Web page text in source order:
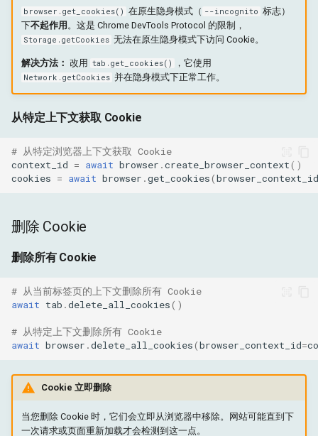
browser.get_cookies() 在原生隐身模式（ --incognito 标志）
下不起作用 。这是 Chrome DevTools Protocol 的限制，
Storage.getCookies 无法在原生隐身模式下访问 Cookie。
解决方法： 改用 tab.get_cookies() ，它使用
Network.getCookies 并在隐身模式下正常工作。
从特定上下文获取 Cookie
# 从特定浏览器上下文获取 Cookie
context_id = await browser .create_browser_context()
cookies = await browser .get_cookies(browser_context_id
删除 Cookie
删除所有 Cookie
# 从当前标签页的上下文删除所有 Cookie
await tab .delete_all_cookies()
# 从特定上下文删除所有 Cookie
await browser .delete_all_cookies(browser_context_id=
Cookie 立即删除
当您删除 Cookie 时，它们会立即从浏览器中移除。网站可能直到下
一次请求或页面重新加载才会检测到这一点。